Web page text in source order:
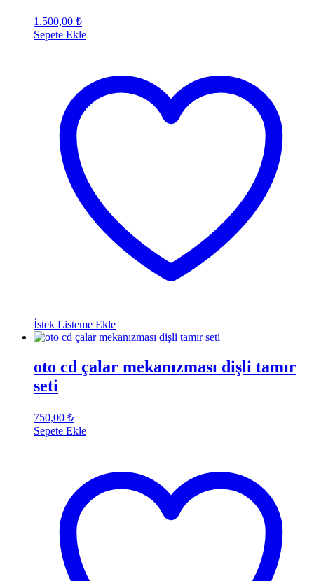
1.500,00 ₺
Sepete Ekle
İstek Listeme Ekle
oto cd çalar mekanızması dişli tamır
seti
750,00 ₺
Sepete Ekle